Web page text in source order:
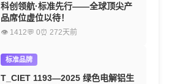
科创领航·标准先行——全球顶尖产
品席位虚位以待！
👁 1412💬 0⏰ 272天前
标准品牌
T_CIET 1193—2025 绿色电解铝生